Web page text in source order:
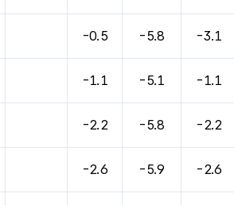
-0.5 -5.8 -3.1
-1.1 -5.1 -1.1
-2.2 -5.8 -2.2
-2.6 -5.9 -2.6